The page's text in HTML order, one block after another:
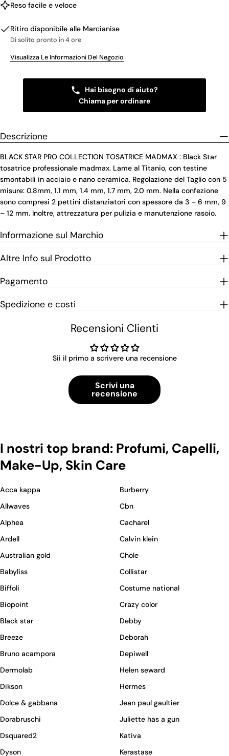
Reso facile e veloce
Ritiro disponibile alle Marcianise
Di solito pronto in 4 ore
Visualizza Le Informazioni Del Negozio
Hai bisogno di aiuto?
Chiama per ordinare
Descrizione
BLACK STAR PRO COLLECTION TOSATRICE MADMAX : Black Star
tosatrice professionale madmax. Lame al Titanio, con testine
smontabili in acciaio e nano ceramica. Regolazione del Taglio con 5
misure: 0.8mm, 1.1 mm, 1.4 mm, 1.7 mm, 2.0 mm. Nella confezione
sono compresi 2 pettini distanziatori con spessore da 3 – 6 mm, 9
– 12 mm. Inoltre, attrezzatura per pulizia e manutenzione rasoio.
Informazione sul Marchio
Altre Info sul Prodotto
Pagamento
Spedizione e costi
Recensioni Clienti
Sii il primo a scrivere una recensione
Scrivi una
recensione
I nostri top brand: Profumi, Capelli,
Make-Up, Skin Care
Acca kappa
Allwaves
Alphea
Ardell
Australian gold
Babyliss
Biffoli
Biopoint
Black star
Breeze
Bruno acampora
Burberry
Cbn
Cacharel
Calvin klein
Chole
Collistar
Costume national
Crazy color
Debby
Deborah
Depiwell
Dermolab
Dikson
Dolce & gabbana
Dorabruschi
Dsquared2
Dyson
Helen seward
Hermes
Jean paul gaultier
Juliette has a gun
Kativa
Kerastase